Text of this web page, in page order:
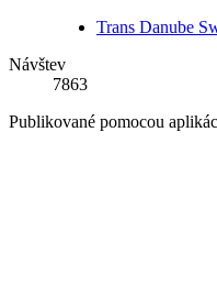
Trans Danube
Návštev
7863
Publikované pomocou